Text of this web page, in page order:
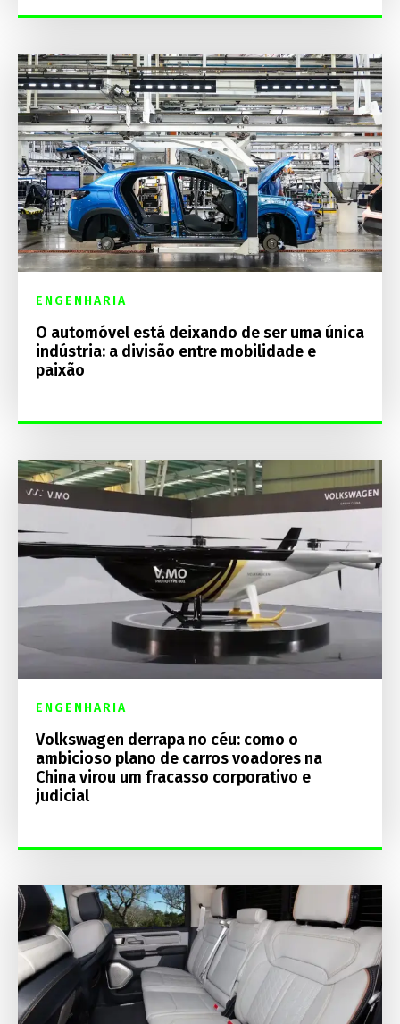
ENGENHARIA
O automóvel está deixando de ser uma única
indústria: a divisão entre mobilidade e
paixão
ENGENHARIA
Volkswagen derrapa no céu: como o
ambicioso plano de carros voadores na
China virou um fracasso corporativo e
judicial